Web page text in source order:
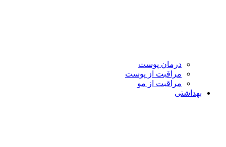
درمان پوست
مراقبت از پوست
مراقبت از مو
بهداشتی